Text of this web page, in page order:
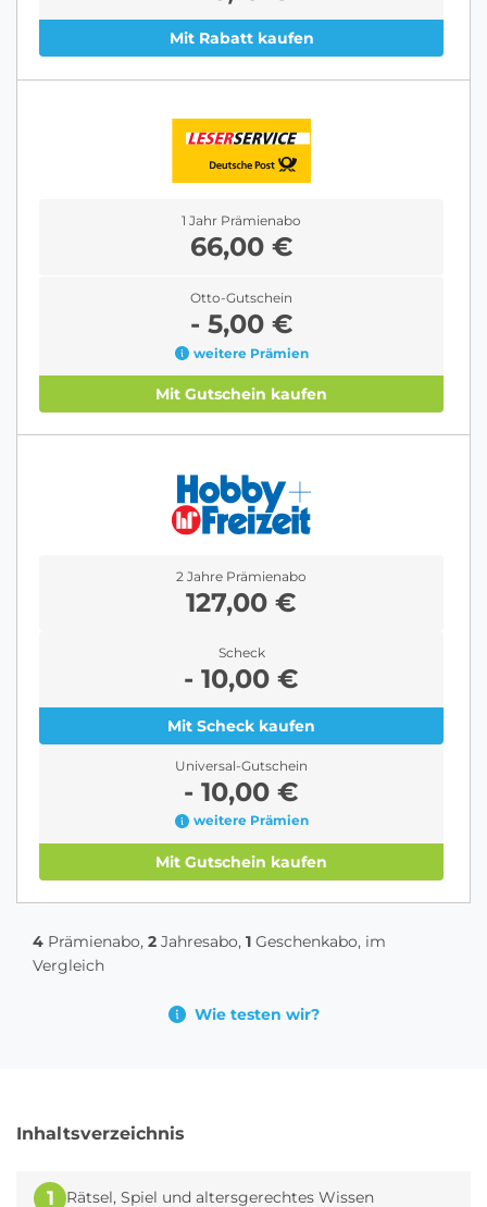
Mit Rabatt kaufen
1 Jahr Prämienabo
66,00 €
Otto-Gutschein
- 5,00 €
weitere Prämien
Mit Gutschein kaufen
2 Jahre Prämienabo
127,00 €
Scheck
- 10,00 €
Mit Scheck kaufen
Universal-Gutschein
- 10,00 €
weitere Prämien
Mit Gutschein kaufen
4 Prämienabo, 2 Jahresabo, 1 Geschenkabo, im
Vergleich
Wie testen wir?
Inhaltsverzeichnis
1 Rätsel, Spiel und altersgerechtes Wissen